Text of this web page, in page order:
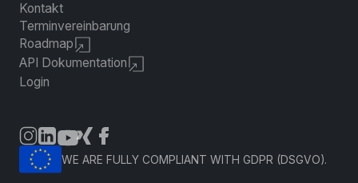
Kontakt
Terminvereinbarung
Roadmap
API Dokumentation
Login
WE ARE FULLY COMPLIANT WITH GDPR (DSGVO).